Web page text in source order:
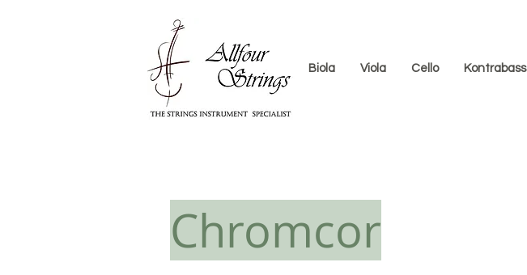
Biola Viola Cello Kontrabass
Chromcor